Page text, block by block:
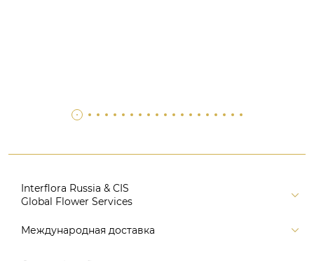
Interflora Russia & CIS
Global Flower Services
Версия для печати
Международная доставка